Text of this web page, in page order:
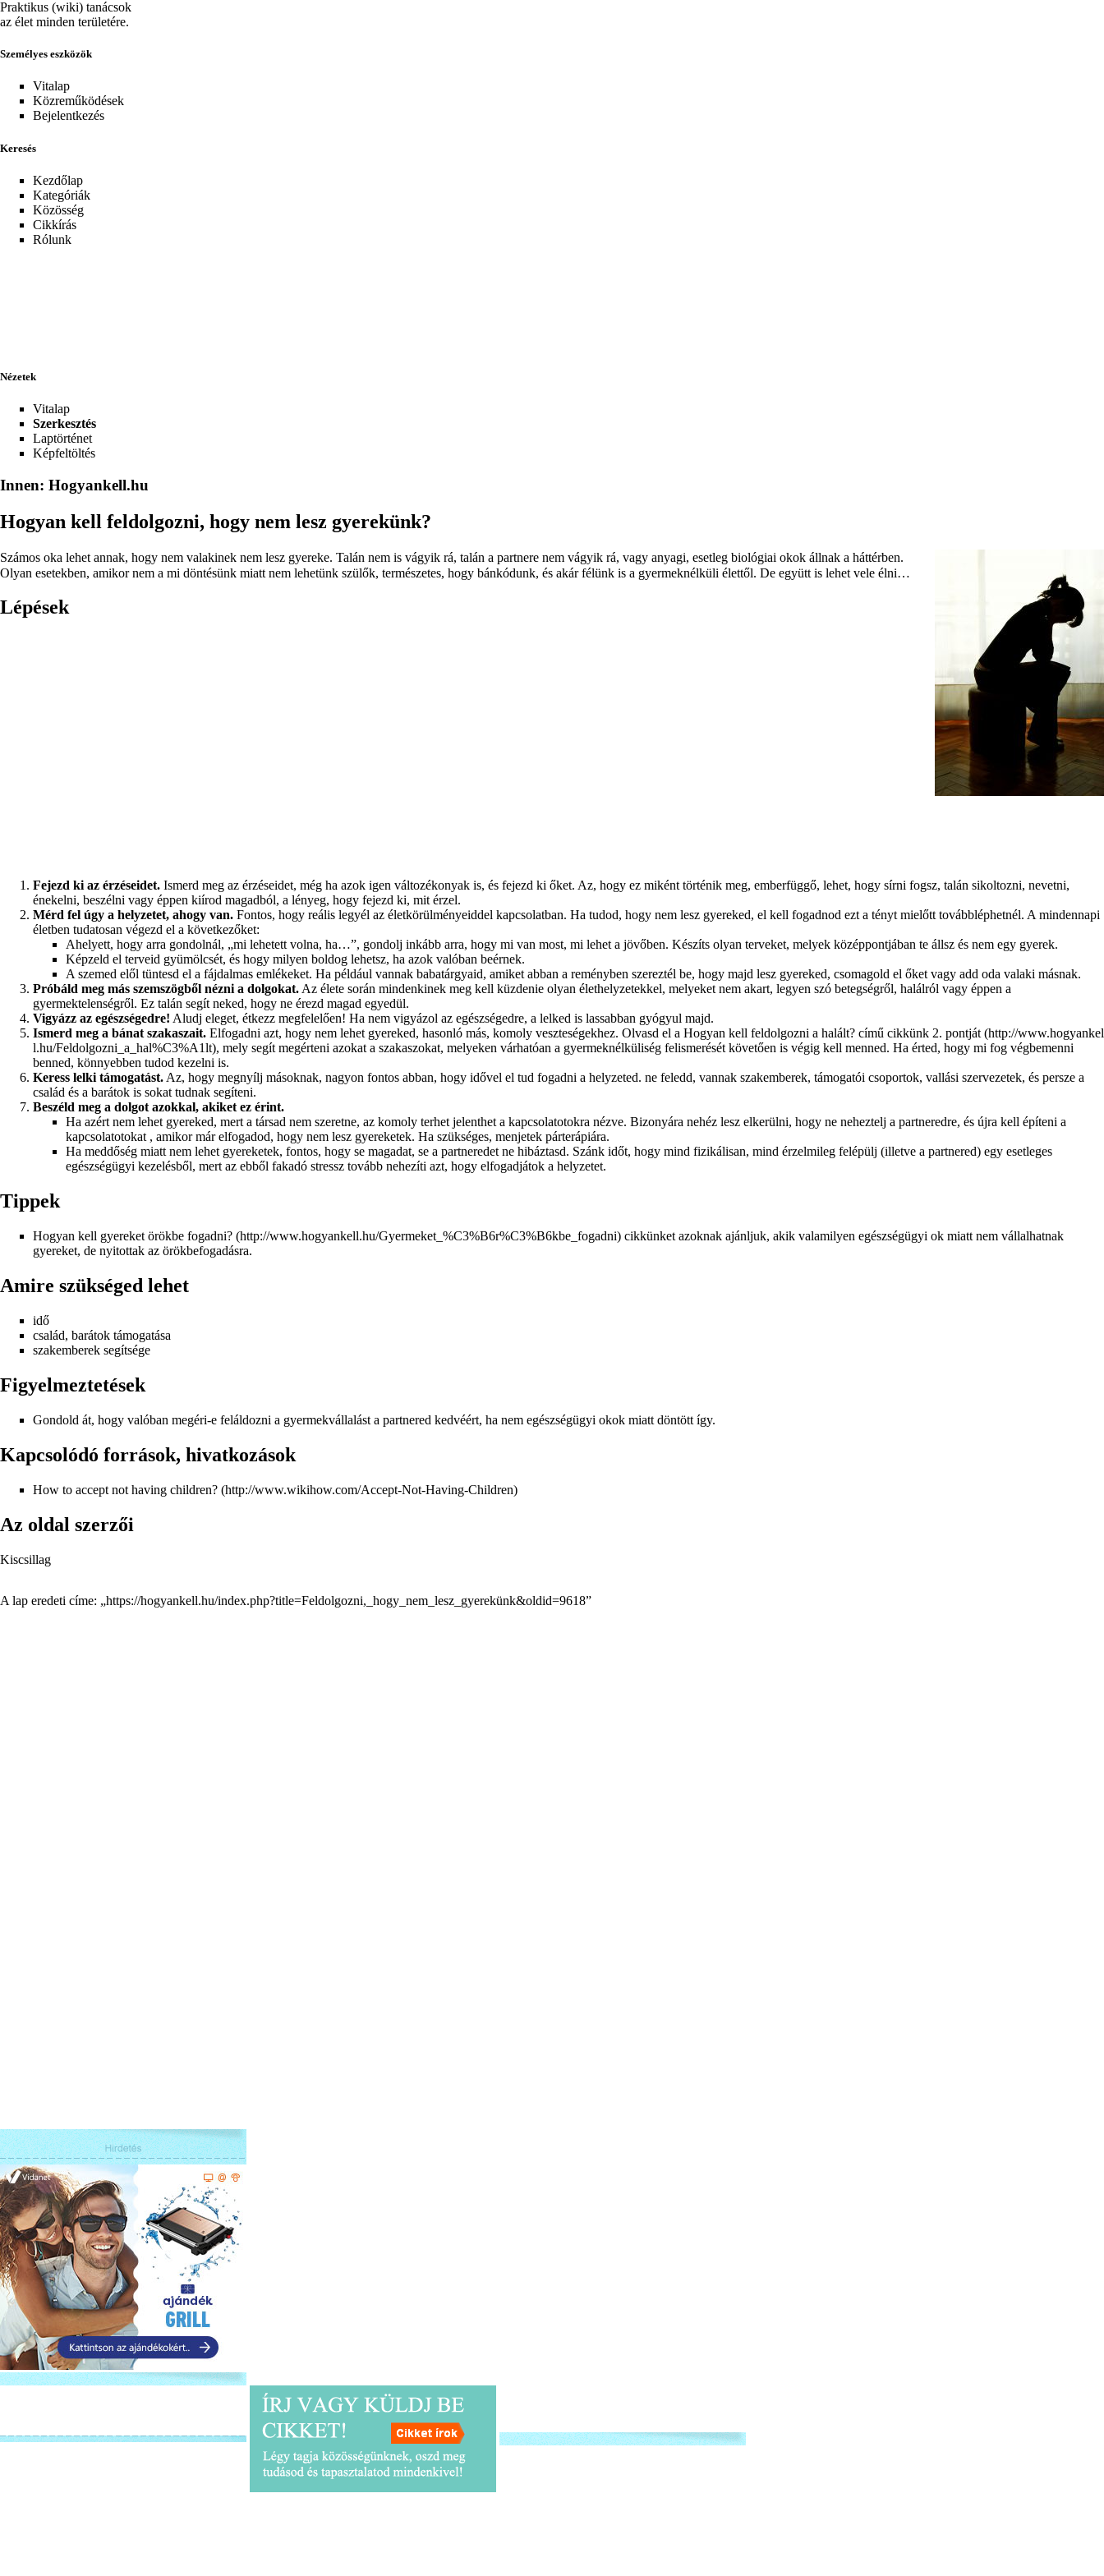
Praktikus (wiki) tanácsok
az élet minden területére.
Személyes eszközök
Vitalap
Közreműködések
Bejelentkezés
Keresés
Kezdőlap
Kategóriák
Közösség
Cikkírás
Rólunk
Nézetek
Vitalap
Szerkesztés
Laptörténet
Képfeltöltés
Innen: Hogyankell.hu
Hogyan kell feldolgozni, hogy nem lesz gyerekünk?
Számos oka lehet annak, hogy nem valakinek nem lesz gyereke. Talán nem is vágyik rá, talán a partnere nem vágyik rá, vagy anyagi, esetleg biológiai okok állnak a háttérben.
Olyan esetekben, amikor nem a mi döntésünk miatt nem lehetünk szülők, természetes, hogy bánkódunk, és akár félünk is a gyermeknélküli élettől. De együtt is lehet vele élni…
Lépések
Fejezd ki az érzéseidet. Ismerd meg az érzéseidet, még ha azok igen változékonyak is, és fejezd ki őket. Az, hogy ez miként történik meg, emberfüggő, lehet, hogy sírni fogsz, talán sikoltozni, nevetni,
énekelni, beszélni vagy éppen kiírod magadból, a lényeg, hogy fejezd ki, mit érzel.
Mérd fel úgy a helyzetet, ahogy van. Fontos, hogy reális legyél az életkörülményeiddel kapcsolatban. Ha tudod, hogy nem lesz gyereked, el kell fogadnod ezt a tényt mielőtt továbbléphetnél. A mindennapi
életben tudatosan végezd el a következőket:
Ahelyett, hogy arra gondolnál, „mi lehetett volna, ha…”, gondolj inkább arra, hogy mi van most, mi lehet a jövőben. Készíts olyan terveket, melyek középpontjában te állsz és nem egy gyerek.
Képzeld el terveid gyümölcsét, és hogy milyen boldog lehetsz, ha azok valóban beérnek.
A szemed elől tüntesd el a fájdalmas emlékeket. Ha például vannak babatárgyaid, amiket abban a reményben szereztél be, hogy majd lesz gyereked, csomagold el őket vagy add oda valaki másnak.
Próbáld meg más szemszögből nézni a dolgokat. Az élete során mindenkinek meg kell küzdenie olyan élethelyzetekkel, melyeket nem akart, legyen szó betegségről, halálról vagy éppen a
gyermektelenségről. Ez talán segít neked, hogy ne érezd magad egyedül.
Vigyázz az egészségedre! Aludj eleget, étkezz megfelelően! Ha nem vigyázol az egészségedre, a lelked is lassabban gyógyul majd.
Ismerd meg a bánat szakaszait. Elfogadni azt, hogy nem lehet gyereked, hasonló más, komoly veszteségekhez. Olvasd el a Hogyan kell feldolgozni a halált? című cikkünk 2. pontját
, mely segít megérteni azokat a szakaszokat, melyeken várhatóan a gyermeknélküliség felismerését követően is végig kell menned. Ha érted, hogy mi fog végbemenni
benned, könnyebben tudod kezelni is.
Keress lelki támogatást. Az, hogy megnyílj másoknak, nagyon fontos abban, hogy idővel el tud fogadni a helyzeted. ne feledd, vannak szakemberek, támogatói csoportok, vallási szervezetek, és persze a
család és a barátok is sokat tudnak segíteni.
Beszéld meg a dolgot azokkal, akiket ez érint.
Ha azért nem lehet gyereked, mert a társad nem szeretne, az komoly terhet jelenthet a kapcsolatotokra nézve. Bizonyára nehéz lesz elkerülni, hogy ne neheztelj a partneredre, és újra kell építeni a
kapcsolatotokat , amikor már elfogadod, hogy nem lesz gyereketek. Ha szükséges, menjetek párterápiára.
Ha meddőség miatt nem lehet gyereketek, fontos, hogy se magadat, se a partneredet ne hibáztasd. Szánk időt, hogy mind fizikálisan, mind érzelmileg felépülj (illetve a partnered) egy esetleges
egészségügyi kezelésből, mert az ebből fakadó stressz tovább nehezíti azt, hogy elfogadjátok a helyzetet.
Tippek
Hogyan kell gyereket örökbe fogadni?
cikkünket azoknak ajánljuk, akik valamilyen egészségügyi ok miatt nem vállalhatnak
gyereket, de nyitottak az örökbefogadásra.
Amire szükséged lehet
idő
család, barátok támogatása
szakemberek segítsége
Figyelmeztetések
Gondold át, hogy valóban megéri-e feláldozni a gyermekvállalást a partnered kedvéért, ha nem egészségügyi okok miatt döntött így.
Kapcsolódó források, hivatkozások
How to accept not having children?
Az oldal szerzői
Kiscsillag
A lap eredeti címe: „https://hogyankell.hu/index.php?title=Feldolgozni,_hogy_nem_lesz_gyerekünk&oldid=9618”